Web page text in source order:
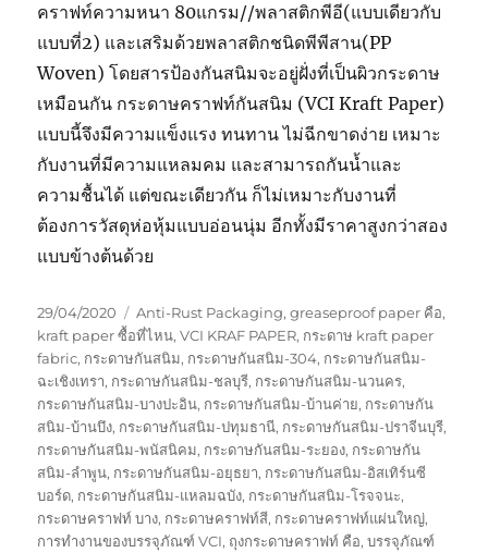
คราฟท์ความหนา 80แกรม//พลาสติกพีอี(แบบเดียวกับ
แบบที่2) และเสริมด้วยพลาสติกชนิดพีพีสาน(PP
Woven) โดยสารป้องกันสนิมจะอยู่ฝั่งที่เป็นผิวกระดาษ
เหมือนกัน กระดาษคราฟท์กันสนิม (VCI Kraft Paper)
แบบนี้จึงมีความแข็งแรง ทนทาน ไม่ฉีกขาดง่าย เหมาะ
กับงานที่มีความแหลมคม และสามารถกันน้ำและ
ความชื้นได้ แต่ขณะเดียวกัน ก็ไม่เหมาะกับงานที่
ต้องการวัสดุห่อหุ้มแบบอ่อนนุ่ม อีกทั้งมีราคาสูงกว่าสอง
แบบข้างต้นด้วย
Posted
on
29/04/2020 Tags
Anti-Rust Packaging,greaseproof paper คือ,
kraft paper ซื้อที่ไหน,VCI KRAF PAPER, กระดาษ kraft paper
fabric, กระดาษกันสนิม, กระดาษกันสนิม-304, กระดาษกันสนิม-
ฉะเชิงเทรา, กระดาษกันสนิม-ชลบุรี, กระดาษกันสนิม-นวนคร,
กระดาษกันสนิม-บางปะอิน, กระดาษกันสนิม-บ้านค่าย, กระดาษกัน
สนิม-บ้านบึง, กระดาษกันสนิม-ปทุมธานี, กระดาษกันสนิม-ปราจีนบุรี,
กระดาษกันสนิม-พนัสนิคม, กระดาษกันสนิม-ระยอง, กระดาษกัน
สนิม-ลำพูน, กระดาษกันสนิม-อยุธยา, กระดาษกันสนิม-อิสเทิร์นซี
บอร์ด, กระดาษกันสนิม-แหลมฉบัง, กระดาษกันสนิม-โรจจนะ,
กระดาษคราฟท์ บาง, กระดาษคราฟท์สี, กระดาษคราฟท์แผ่นใหญ่,
การทำงานของบรรจุภัณฑ์ VCI, ถุงกระดาษคราฟท์ คือ,บรรจุภัณฑ์